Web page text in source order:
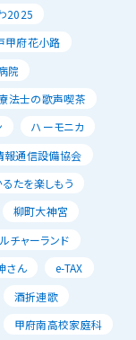
2025
甲府花小路
院
法士の歌声喫茶
ハーモニカ
報通信設備協会
たを楽しもう
柳町大神宮
チャーランド
さん
e-TAX
酒折連歌
甲府南高校家庭科